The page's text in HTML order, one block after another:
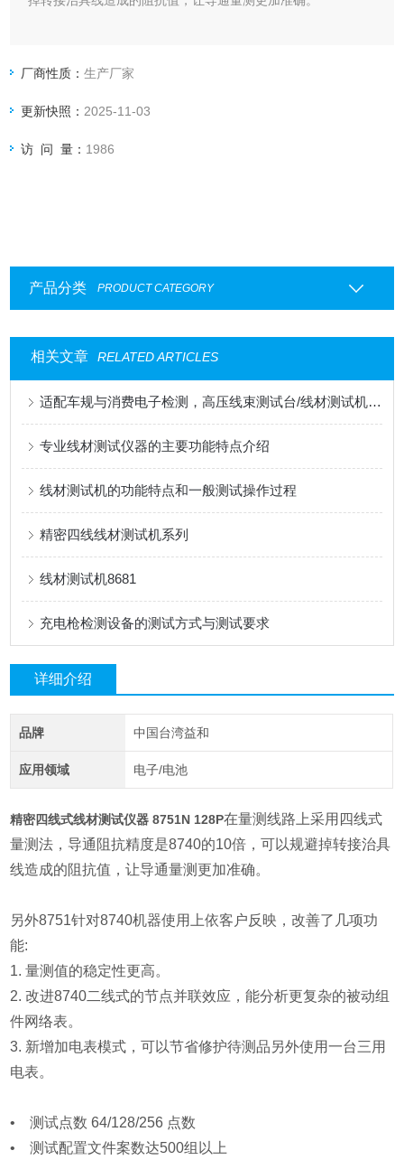
厂商性质：生产厂家
更新快照： 2025-11-03
访 问 量： 1986
产品分类 PRODUCT CATEGORY
相关文章 RELATED ARTICLES
适配车规与消费电子检测，高压线束测试台/线材测试机应用解读
专业线材测试仪器的主要功能特点介绍
线材测试机的功能特点和一般测试操作过程
精密四线线材测试机系列
线材测试机8681
充电枪检测设备的测试方式与测试要求
详细介绍
品牌 中国台湾益和
应用领域 电子/电池
精密四线式线材测试仪器 8751N 128P在量测线路上采用四线式
量测法，导通阻抗精度是8740的10倍，可以规避掉转接治具
线造成的阻抗值，让导通量测更加准确。
另外8751针对8740机器使用上依客户反映，改善了几项功
能:
1. 量测值的稳定性更高。
2. 改进8740二线式的节点并联效应，能分析更复杂的被动组
件网络表。
3. 新增加电表模式，可以节省修护待测品另外使用一台三用
电表。
• 测试点数 64/128/256 点数
• 测试配置文件案数达500组以上